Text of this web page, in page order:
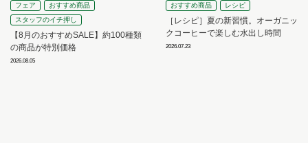
フェア
おすすめ商品
スタッフのイチ押し
【8月のおすすめSALE】約100種類
の商品が特別価格
2026.08.05
おすすめ商品 レシピ
［レシピ］夏の新習慣。オーガニッ
クコーヒーで楽しむ水出し時間
2026.07.23